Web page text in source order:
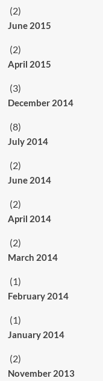
(2)
June 2015
(2)
April 2015
(3)
December 2014
(8)
July 2014
(2)
June 2014
(2)
April 2014
(2)
March 2014
(1)
February 2014
(1)
January 2014
(2)
November 2013